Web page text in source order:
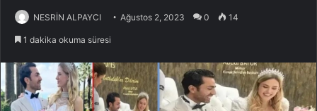
NESRİN ALPAYCI Ağustos 2, 2023 0 14
1 dakika okuma süresi